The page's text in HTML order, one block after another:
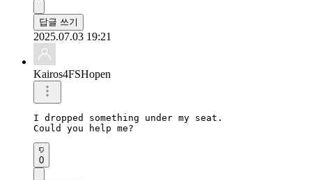
답글 쓰기
2025.07.03 19:21
Kairos4FSHopen
I dropped something under my seat.
Could you help me?
0